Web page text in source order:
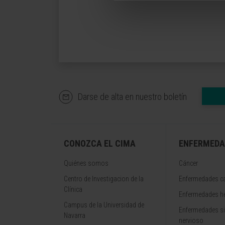
Darse de alta en nuestro boletín
CONOZCA EL CIMA
Quiénes somos
Centro de Investigacion de la
Clínica
Campus de la Universidad de
Navarra
Cáncer
Enfermedades
Enfermedades
Enfermedades
nervioso